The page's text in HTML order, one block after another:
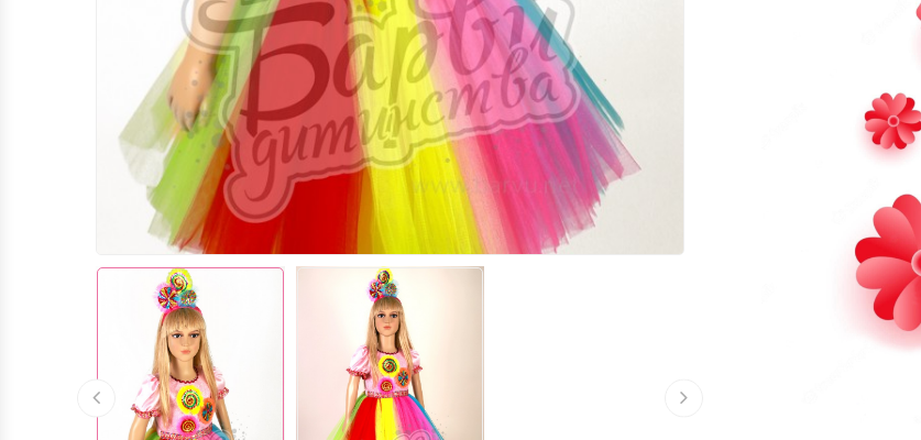
МОРСЬКЕ ЦАРСТВО (М.ЛЬВІВ)
ШКОЛА / СВЯТО "ВЕЛИКДЕНЬ"ТА ІНШІ
КОСТЮМИ ДЖЕНТЕЛЬМЕНІВ,
КОСТЮМИ CТИЛЯГ, КОСТЮМИ
БАТЯРІВ (М.ЛЬВІВ)